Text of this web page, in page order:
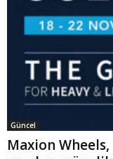
Güncel
Maxion